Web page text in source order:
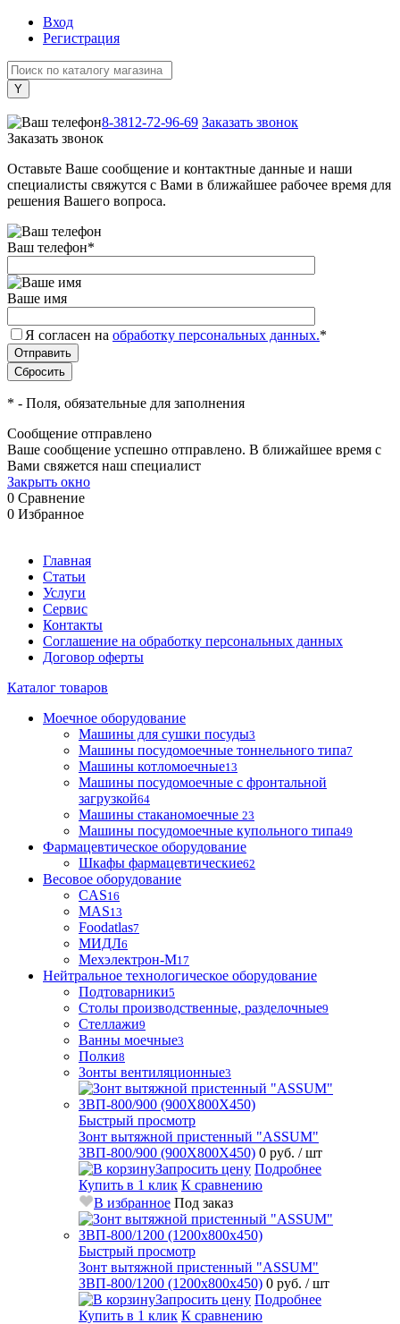
Вход
Регистрация
8-3812-72-96-69 Заказать звонок
Заказать звонок
Оставьте Ваше сообщение и контактные данные и наши
специалисты свяжутся с Вами в ближайшее рабочее время для
решения Вашего вопроса.
Ваш телефон*
Ваше имя
Я согласен на обработку персональных данных.*
* - Поля, обязательные для заполнения
Сообщение отправлено
Ваше сообщение успешно отправлено. В ближайшее время с
Вами свяжется наш специалист
Закрыть окно
0 Сравнение
0 Избранное
Главная
Статьи
Услуги
Сервис
Контакты
Соглашение на обработку персональных данных
Договор оферты
Каталог товаров
Моечное оборудование
Машины для сушки посуды3
Машины посудомоечные тоннельного типа7
Машины котломоечные13
Машины посудомоечные с фронтальной
загрузкой64
Машины стаканомоечные 23
Машины посудомоечные купольного типа49
Фармацевтическое оборудование
Шкафы фармацевтические62
Весовое оборудование
CAS16
MAS13
Foodatlas7
МИДЛ6
Мехэлектрон-М17
Нейтральное технологическое оборудование
Подтоварники5
Столы производственные, разделочные9
Стеллажи9
Ванны моечные3
Полки8
Зонты вентиляционные3
Быстрый просмотр
Зонт вытяжной пристенный "ASSUM"
ЗВП-800/900 (900Х800Х450) 0 руб. / шт
Запросить цену Подробнее
Купить в 1 клик К сравнению
В избранное Под заказ
Быстрый просмотр
Зонт вытяжной пристенный "ASSUM"
ЗВП-800/1200 (1200х800х450) 0 руб. / шт
Запросить цену Подробнее
Купить в 1 клик К сравнению